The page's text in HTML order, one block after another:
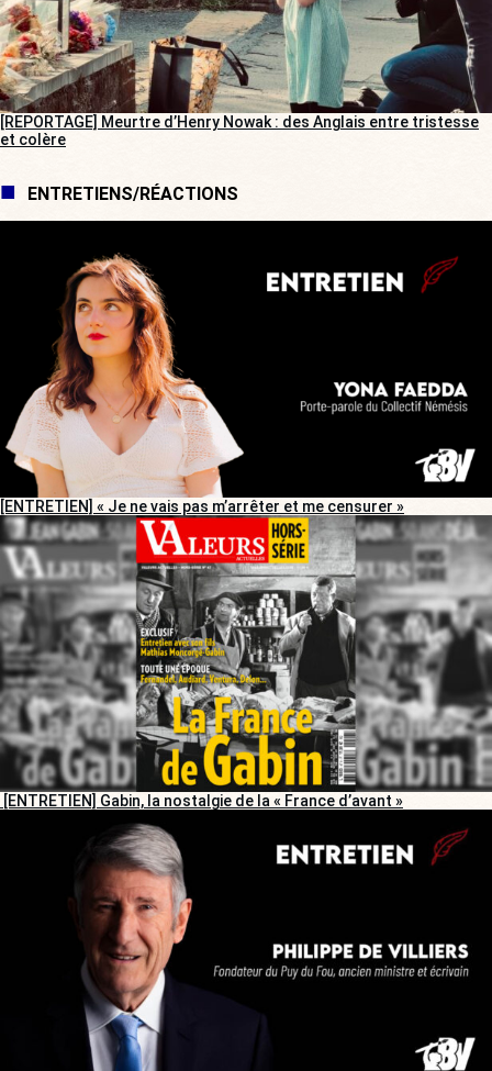
[REPORTAGE] Meurtre d’Henry Nowak : des Anglais entre tristesse
et colère
ENTRETIENS/RÉACTIONS
[ENTRETIEN] « Je ne vais pas m’arrêter et me censurer »
[ENTRETIEN] Gabin, la nostalgie de la « France d’avant »